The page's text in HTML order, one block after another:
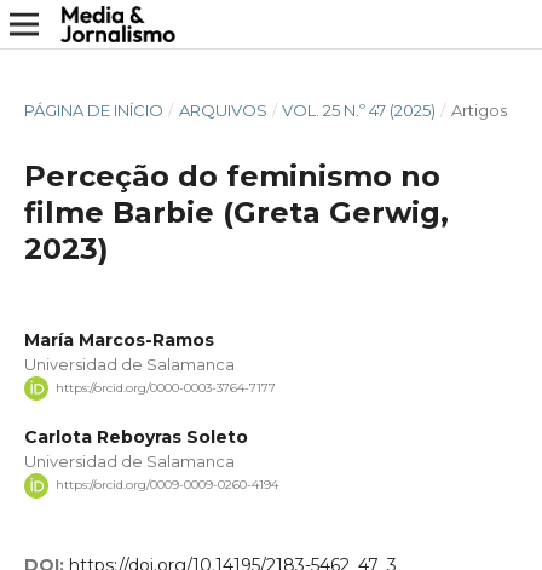
PÁGINA DE INÍCIO / ARQUIVOS / VOL. 25 N.º 47 (2025) / Artigos
Perceção do feminismo no
filme Barbie (Greta Gerwig,
2023)
María Marcos-Ramos
Universidad de Salamanca
https://orcid.org/0000-0003-3764-7177
Carlota Reboyras Soleto
Universidad de Salamanca
https://orcid.org/0009-0009-0260-4194
DOI: https://doi.org/10.14195/2183-5462_47_3